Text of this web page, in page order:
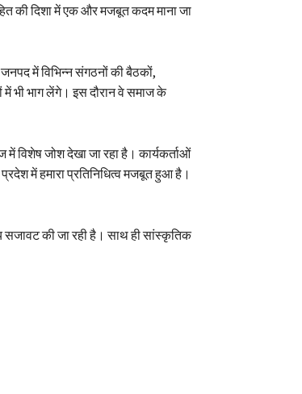
की दिशा में एक और मजबूत कदम माना जा
में विभिन्न संगठनों की बैठकों,
में भी भाग लेंगे। इस दौरान वे समाज के
विशेष जोश देखा जा रहा है। कार्यकर्ताओं
में हमारा प्रतिनिधित्व मजबूत हुआ है।
सजावट की जा रही है। साथ ही सांस्कृतिक